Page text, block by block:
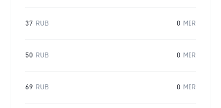
37 RUB 0 MIR
50 RUB 0 MIR
69 RUB 0 MIR